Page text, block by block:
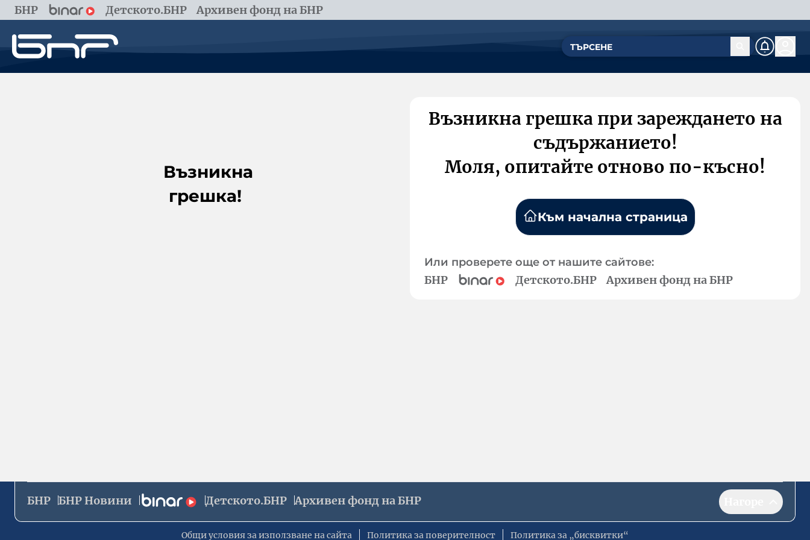
БНР Детското.БНР Архивен фонд на БНР
Възникна
грешка!
Възникна грешка при зареждането на
съдържанието!
Моля, опитайте отново по-късно!
Към начална страница
Или проверете още от нашите сайтове:
БНР Детското.БНР Архивен фонд на БНР
БНР БНР Новини Детското.БНР Архивен фонд на БНР
Общи условия за използване на сайта Политика за поверителност Политика за „бисквитки“